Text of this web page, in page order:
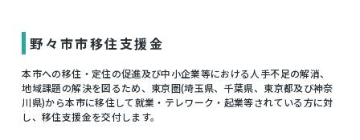
野々市市移住支援金
本市への移住・定住の促進及び中小企業等における人手不足の解消、
地域課題の解決を図るため、東京圏(埼玉県、千葉県、東京都及び神奈
川県)から本市に移住して就業・テレワーク・起業等されている方に対
し、移住支援金を交付します。